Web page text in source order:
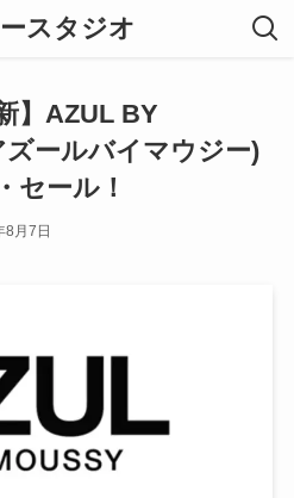
スタジオ
】AZUL BY
ズールバイマウジー)
セール！
8月7日